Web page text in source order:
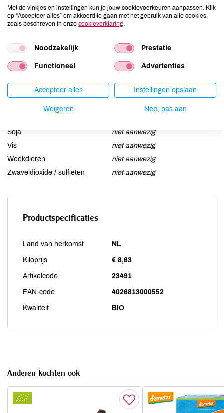
Ei
niet aanwezig
Gluten
niet aanwezig
Lupine
niet aanwezig
Mosterd
niet aanwezig
Schaaldieren
niet aanwezig
niet aanwezig
Soja
niet aanwezig
Vis
niet aanwezig
Weekdieren
niet aanwezig
Zwaveldioxide / sulfieten
niet aanwezig
Productspecificaties
Land van herkomst NL
Kiloprijs € 8,63
Artikelcode 23491
EAN-code 4026813000552
Kwaliteit BIO
Anderen kochten ook
Met de vinkjes en instellingen kun je jouw cookievoorkeuren aanpassen. Klik
op “Accepteer alles” om akkoord te gaan met het gebruik van alle cookies,
zoals beschreven in onze cookieverklaring
Noodzakelijk Prestatie
Functioneel Advertenties
Accepteer alles Instellingen opslaan
Weigeren Nee, pas aan